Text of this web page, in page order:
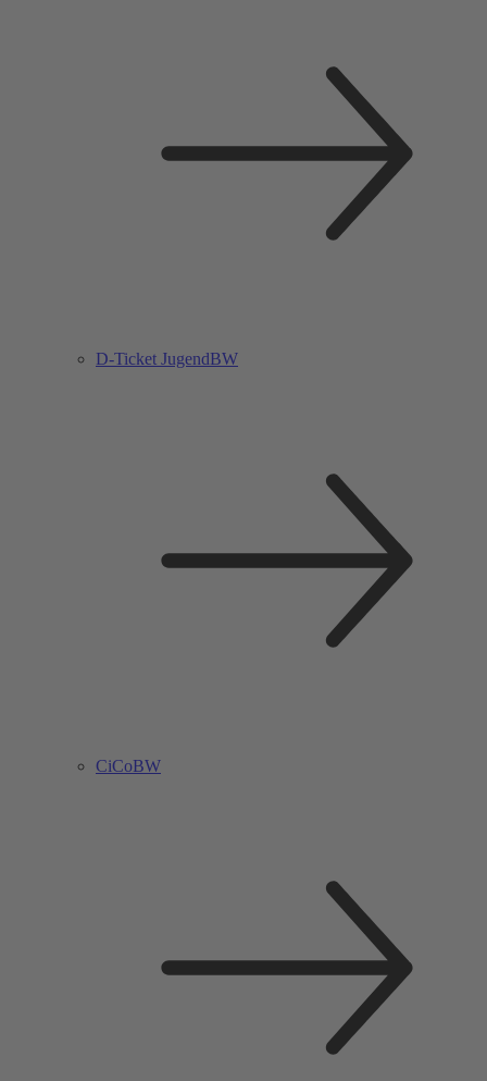
D-Ticket JugendBW
CiCoBW